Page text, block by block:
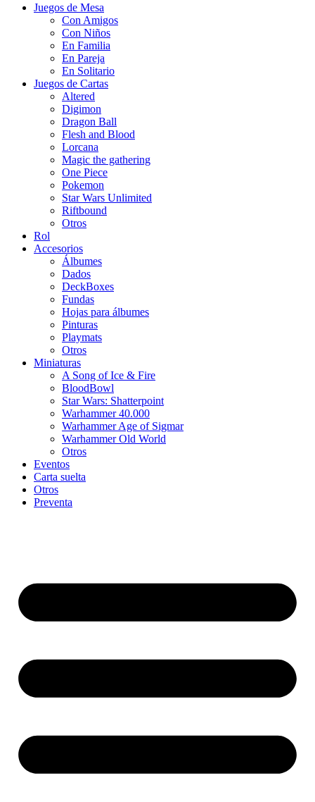
Juegos de Mesa
Con Amigos
Con Niños
En Familia
En Pareja
En Solitario
Juegos de Cartas
Altered
Digimon
Dragon Ball
Flesh and Blood
Lorcana
Magic the gathering
One Piece
Pokemon
Star Wars Unlimited
Riftbound
Otros
Rol
Accesorios
Álbumes
Dados
DeckBoxes
Fundas
Hojas para álbumes
Pinturas
Playmats
Otros
Miniaturas
A Song of Ice & Fire
BloodBowl
Star Wars: Shatterpoint
Warhammer 40.000
Warhammer Age of Sigmar
Warhammer Old World
Otros
Eventos
Carta suelta
Otros
Preventa